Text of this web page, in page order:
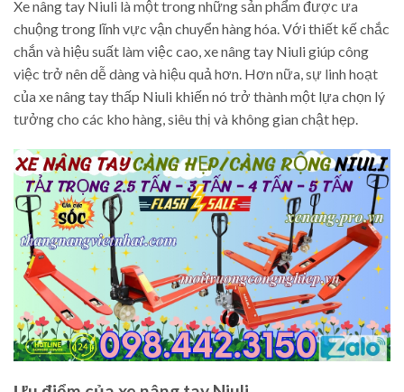
Xe nâng tay Niuli là một trong những sản phẩm được ưa
chuộng trong lĩnh vực vận chuyển hàng hóa. Với thiết kế chắc
chắn và hiệu suất làm việc cao, xe nâng tay Niuli giúp công
việc trở nên dễ dàng và hiệu quả hơn. Hơn nữa, sự linh hoạt
của xe nâng tay thấp Niuli khiến nó trở thành một lựa chọn lý
tưởng cho các kho hàng, siêu thị và không gian chật hẹp.